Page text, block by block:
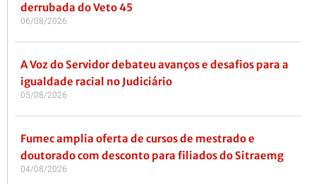
derrubada do Veto 45
06/08/2026
A Voz do Servidor debateu avanços e desafios para a
igualdade racial no Judiciário
05/08/2026
Fumec amplia oferta de cursos de mestrado e
doutorado com desconto para filiados do Sitraemg
04/08/2026